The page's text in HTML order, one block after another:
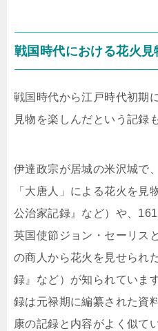
戦国時代における花火見
戦国時代から江戸時代初期
見物を楽しんだという記録
伊達政宗が居城の米沢城で
「大唐人」による花火を見
公治家記録』など）や、
英国使節ジョン・セーリス
の商人から花火を見せられ
録』など）が知られていま
録は元禄期に編纂された資
康の記録と内容がよく似て